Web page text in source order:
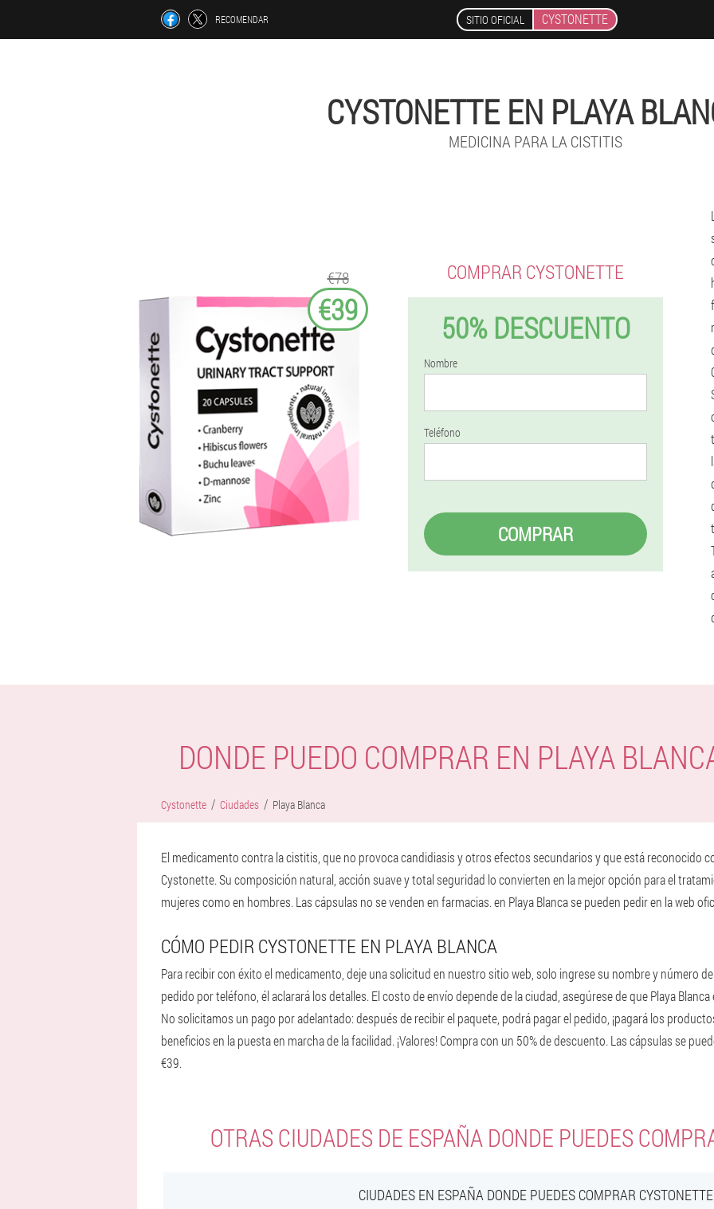
RECOMENDAR SITIO OFICIAL CYSTONETTE
CYSTONETTE EN PLAYA
MEDICINA PARA LA CISTITIS
€78
€39
COMPRAR CYSTONETTE
50% DESCUENTO
Nombre
Teléfono
COMPRAR
DONDE PUEDO COMPRAR EN PLAYA
Cystonette Ciudades Playa Blanca
El medicamento contra la cistitis, que no provoca candidiasis y otros efectos secundarios y que está reconocido
Cystonette. Su composición natural, acción suave y total seguridad lo convierten en la mejor opción para el
mujeres como en hombres. Las cápsulas no se venden en farmacias. en Playa Blanca se pueden pedir en la web
CÓMO PEDIR CYSTONETTE EN PLAYA BLANCA
Para recibir con éxito el medicamento, deje una solicitud en nuestro sitio web, solo ingrese su nombre y número
pedido por teléfono, él aclarará los detalles. El costo de envío depende de la ciudad, asegúrese de que Playa
No solicitamos un pago por adelantado: después de recibir el paquete, podrá pagar el pedido, ¡pagará los
beneficios en la puesta en marcha de la facilidad. ¡Valores! Compra con un 50% de descuento. Las cápsulas se
€39.
OTRAS CIUDADES DE ESPAÑA DONDE PUEDES
CIUDADES EN ESPAÑA DONDE PUEDES COMPRAR CYSTONETTE